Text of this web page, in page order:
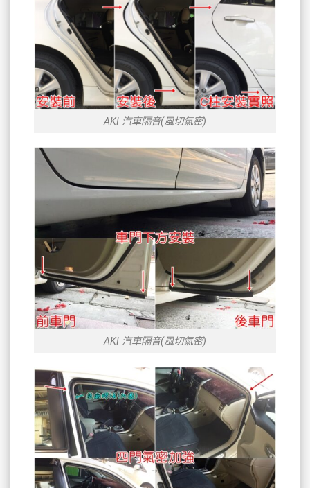
AKI 汽車隔音(風切氣密)
AKI 汽車隔音(風切氣密)